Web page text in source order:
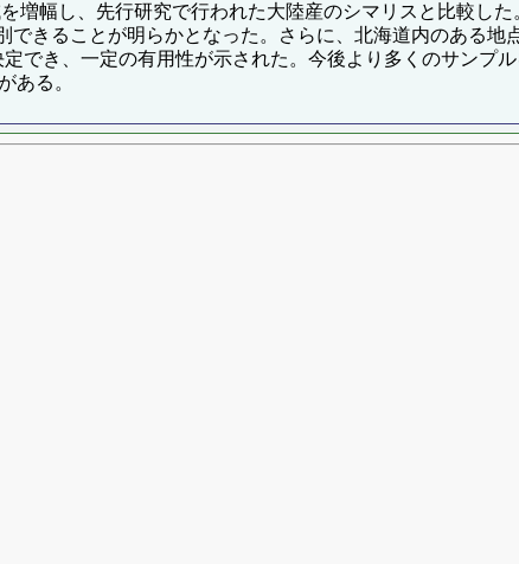
増幅し、先行研究で行われた大陸産のシマリスと比較し
きることが明らかとなった。さらに、北海道内のある地
でき、一定の有用性が示された。今後より多くのサンプ
ある。